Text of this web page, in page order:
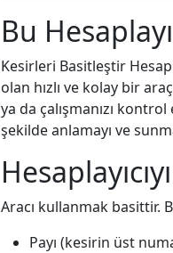
Bu
Kesirleri Basitleştir
olan hızlı ve kolay bir
ya da çalışmanızı
şekilde anlamayı ve
Aracı kullanmak basittir.
Payı (kesirin üst